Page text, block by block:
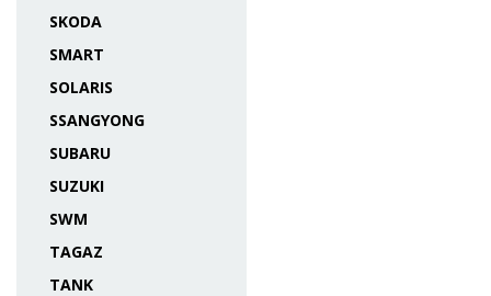
SKODA
SMART
SOLARIS
SSANGYONG
SUBARU
SUZUKI
SWM
TAGAZ
TANK